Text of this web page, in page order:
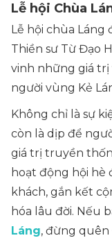
Lễ hội Chùa
Lễ hội chùa
Thiền sư Từ Đạo
vinh những giá
người vùng Kẻ
Không chỉ là sự
còn là dịp để
giá trị truyền
hoạt động hội hè
khách, gắn kết
hóa lâu đời. Nếu
Láng, đừng quên